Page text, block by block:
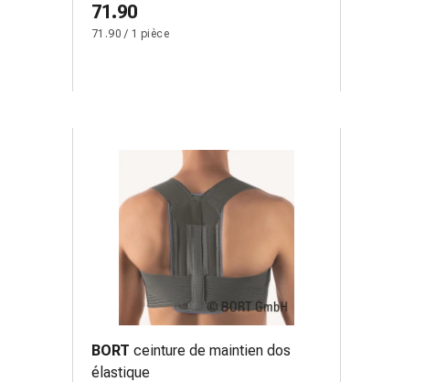
71.90
71.90 / 1 pièce
BORT ceinture de maintien dos
élastique